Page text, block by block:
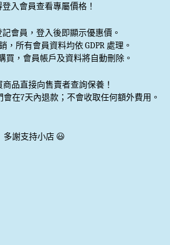
入會員查看專屬價格！
記會員 ，登入後即顯示優惠價。
，所有會員資料均依 GDPR 處理。
買，會員帳戶及資料將自動刪除。
品直接向售賣者查詢保養！
在7天內退款；不會收取任何額外費用。
多謝支持小店 😃